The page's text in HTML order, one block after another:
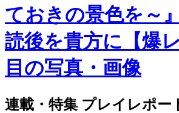
ておきの景色を～
読後を貴方に【爆
目の写真・画像
連載・特集 プレイレポー